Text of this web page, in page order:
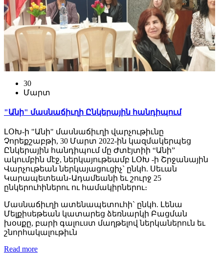
30
Մարտ
"Անի" մասնաճիւղի Ընկերային հանդիպում
ԼՕԽ-ի "Անի" մասնաճիւղի վարչութիւնը
Չորեքշաբթի, 30 Մարտ 2022-ին կազմակերպեց
Ընկերային հանդիպում մը Ժտէյտիի “Անի”
ակումբին մէջ, ներկայութեամբ ԼՕԽ -ի Շրջանային
Վարչութեան ներկայացուցիչ` ընկհ. Սեւան
Կարապետեան֊Ադամեանի եւ շուրջ 25
ընկերուհիներու ու համակիրներու։
Մասնաճիւղի ատենապետուհի` ընկհ. Լենա
Մելքիսեթեան կատարեց ձեռնարկի Բացման
խօսքը, բարի գալուստ մաղթելով ներկաներուն եւ
շնորհակալութիւն
Read more